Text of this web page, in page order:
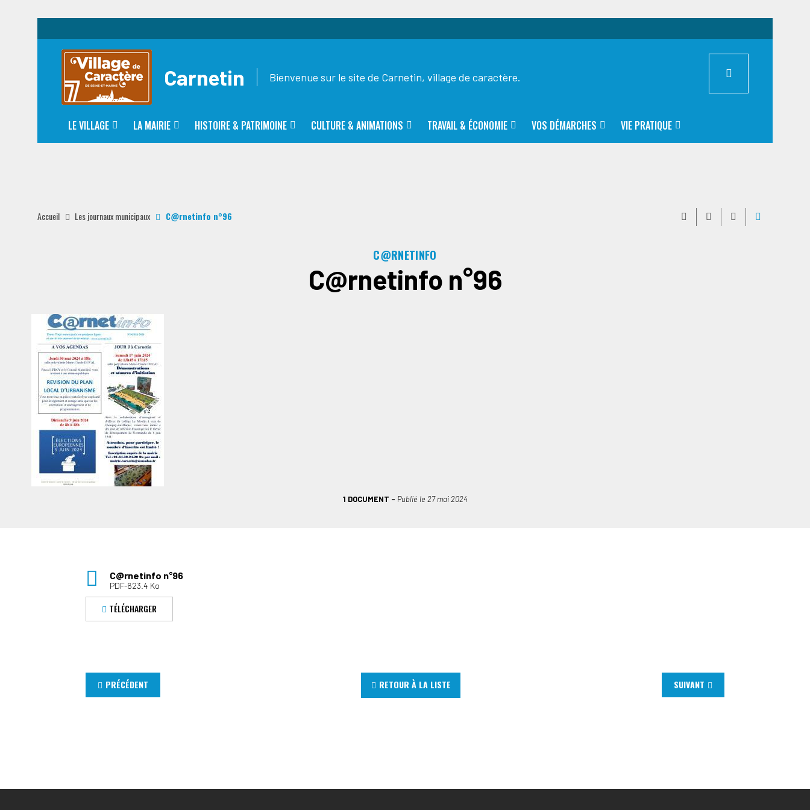
Bienvenue sur le site de Carnetin, village de caractère.
Carnetin
LE VILLAGE LA MAIRIE HISTOIRE & PATRIMOINE CULTURE & ANIMATIONS TRAVAIL & ÉCONOMIE VOS DÉMARCHES VIE PRATIQUE
Accueil Les journaux municipaux C@rnetinfo n°96
C@RNETINFO
C@rnetinfo n°96
1 DOCUMENT Publié le 27 mai 2024
C@rnetinfo n°96
PDF-623.4 Ko
TÉLÉCHARGER
PRÉCÉDENT RETOUR À LA LISTE SUIVANT